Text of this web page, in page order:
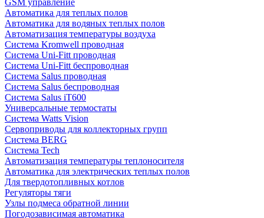
Автоматика для теплых полов
Автоматика для водяных теплых полов
Автоматизация температуры воздуха
Система Kromwell проводная
Система Uni-Fitt проводная
Система Uni-Fitt беспроводная
Система Salus проводная
Система Salus беспроводная
Система Salus iT600
Универсальные термостаты
Система Watts Vision
Сервоприводы для коллекторных групп
Система BERG
Система Tech
Автоматизация температуры теплоносителя
Автоматика для электрических теплых полов
Для твердотопливных котлов
Регуляторы тяги
Узлы подмеса обратной линии
Погодозависимая автоматика